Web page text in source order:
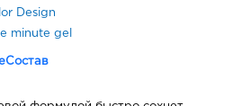
Design
minute gel
Состав